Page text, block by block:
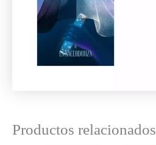
Productos relacionados